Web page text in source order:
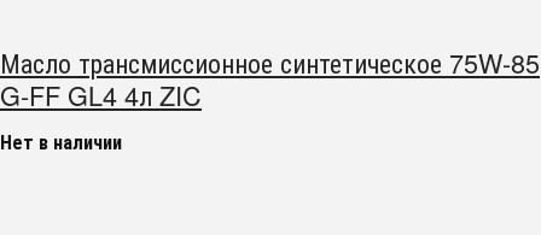
Масло трансмиссионное синтетическое 75W-85
G-FF GL4 4л ZIC
Нет в наличии